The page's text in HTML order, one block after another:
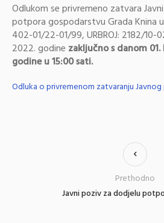
Odlukom se privremeno zatvara
potpora gospodarstvu Grada Knina
402-01/22-01/99, URBROJ: 2182/
2022. godine zaključno s danom
godine u 15:00 sati.
Odluka o privremenom zatvaranju
Javni poziv za dodjelu
Prethodno